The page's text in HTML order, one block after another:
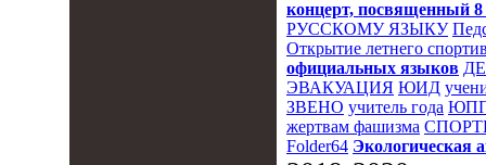
концерт, посвященный
РУССКОМУ ЯЗЫКУ
Открытие летнего
официальных языков
ЭВАКУАЦИЯ ЮИД
ЗВЕНО учитель года
жертвам фашизма
Folder64 Экологическая